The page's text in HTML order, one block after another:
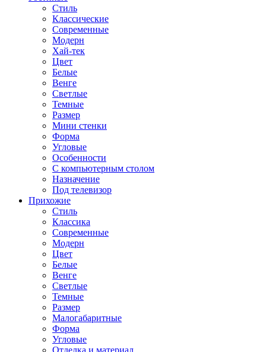
Стиль
Классические
Современные
Модерн
Хай-тек
Цвет
Белые
Венге
Светлые
Темные
Размер
Мини стенки
Форма
Угловые
Особенности
С компьютерным столом
Назначение
Под телевизор
Прихожие
Стиль
Классика
Современные
Модерн
Цвет
Белые
Венге
Светлые
Темные
Размер
Малогабаритные
Форма
Угловые
Отделка и материал